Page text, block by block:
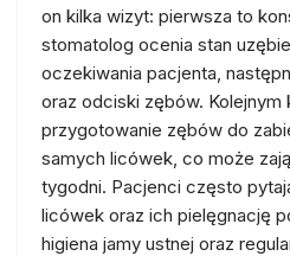
on kilka wizyt: pierwsza to
stomatolog ocenia stan
oczekiwania pacjenta,
oraz odciski zębów. Kolejnym
przygotowanie zębów do
samych licówek, co może
tygodni. Pacjenci często
licówek oraz ich pielęgnację
higiena jamy ustnej oraz